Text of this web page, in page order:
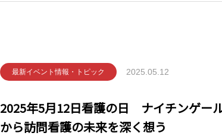
最新イベント情報・トピック 2025.05.12
2025年5月12日看護の日 ナイチンゲー
から訪問看護の未来を深く想う